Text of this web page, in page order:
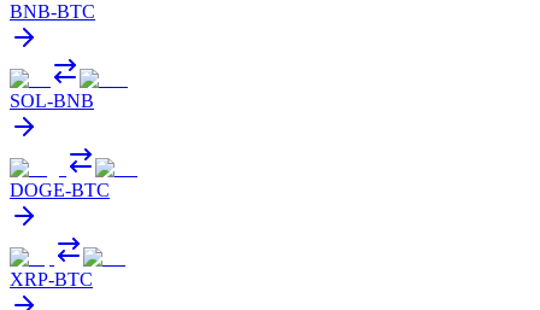
BNB-BTC
SOL-BNB
DOGE-BTC
XRP-BTC